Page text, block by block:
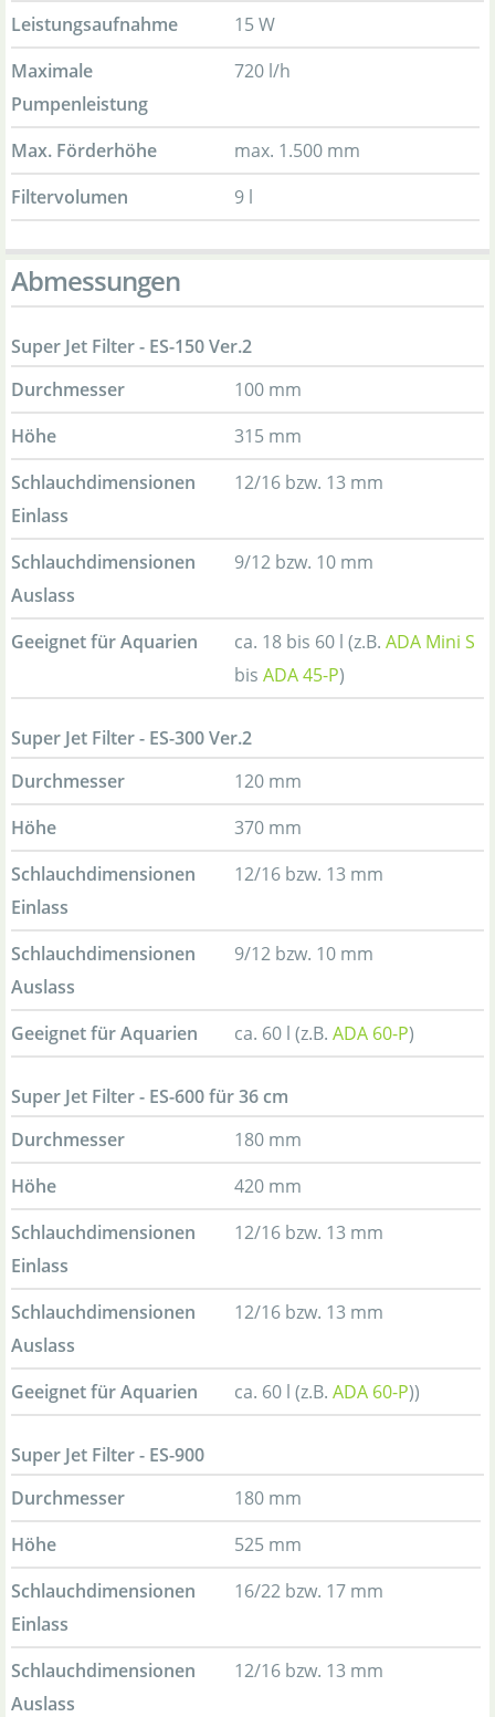
Leistungsaufnahme
15 W
Maximale
Pumpenleistung
720 l/h
Max. Förderhöhe
max. 1.500 mm
Filtervolumen
9 l
Abmessungen
Super Jet Filter - ES-150 Ver.2
Durchmesser
100 mm
Höhe
315 mm
Schlauchdimensionen
Einlass
12/16 bzw. 13 mm
Schlauchdimensionen
Auslass
9/12 bzw. 10 mm
Geeignet für Aquarien ca. 18 bis 60 l (z.B. ADA Mini S
bis ADA 45-P)
Super Jet Filter - ES-300 Ver.2
Durchmesser
120 mm
Höhe
370 mm
Schlauchdimensionen
Einlass
12/16 bzw. 13 mm
Schlauchdimensionen
Auslass
9/12 bzw. 10 mm
Geeignet für Aquarien ca. 60 l (z.B. ADA 60-P)
Super Jet Filter - ES-600 für 36 cm
Durchmesser
180 mm
Höhe
420 mm
Schlauchdimensionen
Einlass
12/16 bzw. 13 mm
Schlauchdimensionen
Auslass
12/16 bzw. 13 mm
Geeignet für Aquarien ca. 60 l (z.B. ADA 60-P))
Super Jet Filter - ES-900
Durchmesser
180 mm
Höhe
525 mm
Schlauchdimensionen
Einlass
16/22 bzw. 17 mm
Schlauchdimensionen
Auslass
12/16 bzw. 13 mm